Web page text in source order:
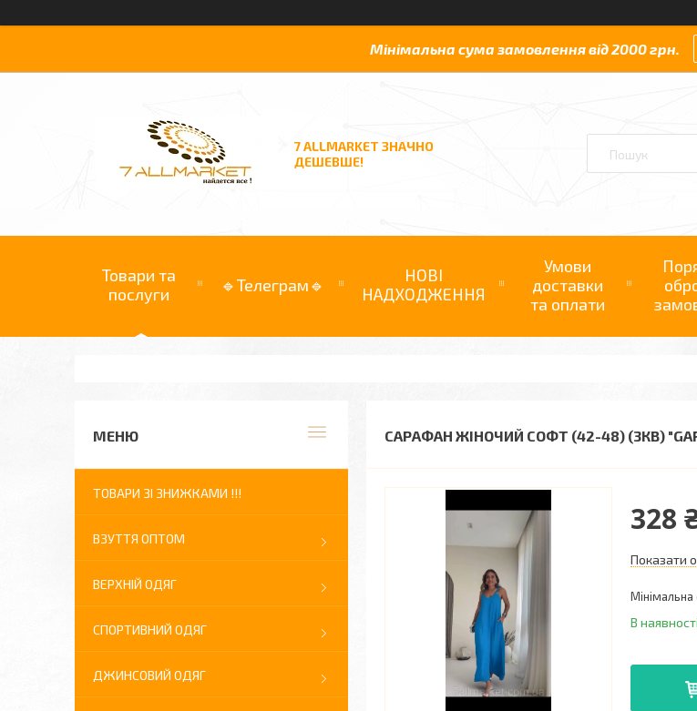
Мінімальна сума замовлення від 2000 грн.
7 ALLMARKET ЗНАЧНО
ДЕШЕВШЕ!
Товари та
послуги
🔹Телеграм🔹
НОВІ
НАДХОДЖЕННЯ
Умови
доставки
та оплати
САРАФАН ЖІНОЧИЙ СОФТ (42-48) (3КВ)
328
Показати
В наявності
ТОВАРИ ЗІ ЗНИЖКАМИ !!!
ВЗУТТЯ ОПТОМ
ВЕРХНІЙ ОДЯГ
СПОРТИВНИЙ ОДЯГ
ДЖИНСОВИЙ ОДЯГ